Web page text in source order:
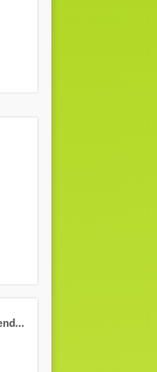
BaWü: Mann springt vor fahrendes Auto und schießt